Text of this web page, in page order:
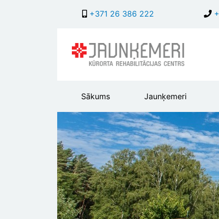
+371 26 386 222
Main
header
menu
Sākums Jaunķemeri